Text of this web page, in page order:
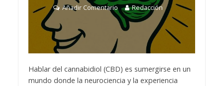
Añadir Comentario Redacción
Hablar del cannabidiol (CBD) es sumergirse en un
mundo donde la neurociencia y la experiencia